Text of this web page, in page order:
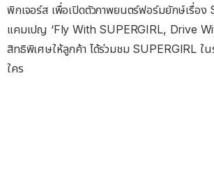
พิกเจอร์ส เพื่อเปิดตัวภาพยนตร์ฟอร์มยักษ์เรื่อง
แคมเปญ ‘Fly With SUPERGIRL, Drive
สิทธิพิเศษให้ลูกค้า ได้ร่วมชม SUPERGIRL
ใคร